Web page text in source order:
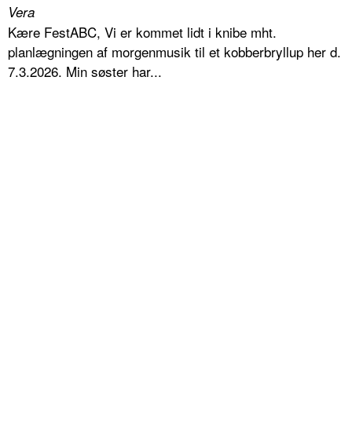
Vera
Kære FestABC, Vi er kommet lidt i knibe mht.
planlægningen af morgenmusik til et kobberbryllup her d.
7.3.2026. Min søster har...